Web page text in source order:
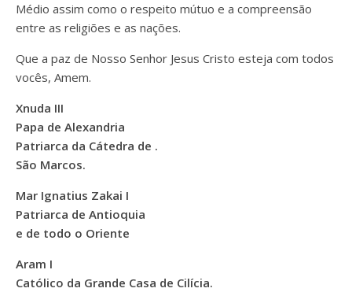
Médio assim como o respeito mútuo e a compreensão
entre as religiões e as nações.
Que a paz de Nosso Senhor Jesus Cristo esteja com todos
vocês, Amem.
Xnuda III
Papa de Alexandria
Patriarca da Cátedra de .
São Marcos.
Mar Ignatius Zakai I
Patriarca de Antioquia
e de todo o Oriente
Aram I
Católico da Grande Casa de Cilícia.